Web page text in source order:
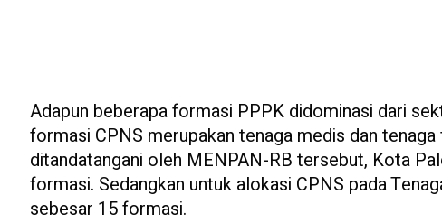
Adapun beberapa formasi PPPK didominasi dari
formasi CPNS merupakan tenaga medis dan
ditandatangani oleh MENPAN-RB tersebut, Kota
formasi. Sedangkan untuk alokasi CPNS pada
sebesar 15 formasi.